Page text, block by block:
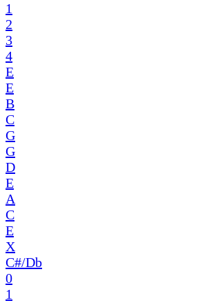
1
2
3
4
E
E
B
C
G
G
D
E
A
C
E
X
C#/Db
0
1